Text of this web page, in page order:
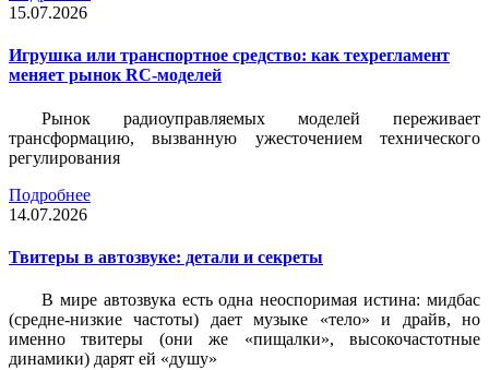
15.07.2026
Игрушка или транспортное средство: как техрегламент
меняет рынок RC-моделей
Рынок радиоуправляемых моделей переживает
трансформацию, вызванную ужесточением технического
регулирования
Подробнее
14.07.2026
Твитеры в автозвуке: детали и секреты
В мире автозвука есть одна неоспоримая истина: мидбас
(средне-низкие частоты) дает музыке «тело» и драйв, но
именно твитеры (они же «пищалки», высокочастотные
динамики) дарят ей «душу»